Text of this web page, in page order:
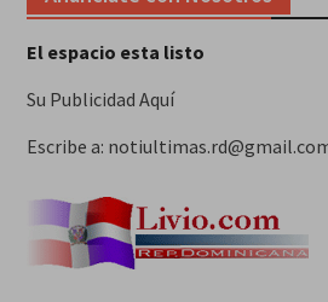
El espacio esta listo
Su Publicidad Aquí
Escribe a: